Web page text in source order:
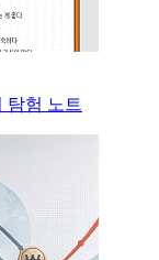
탐험 노트